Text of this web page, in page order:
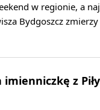
w regionie, a
Bydgoszcz
z